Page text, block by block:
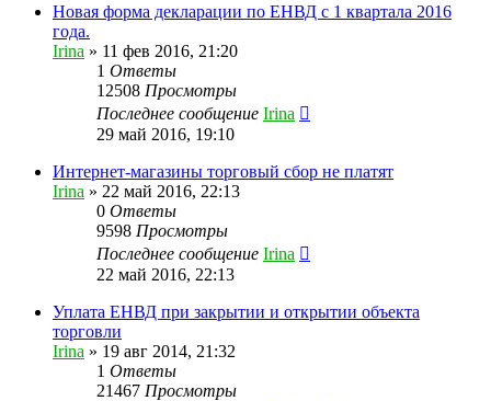
Новая форма декларации по ЕНВД с 1 квартала 2016
года.
Irina » 11 фев 2016, 21:20
1 Ответы
12508 Просмотры
Последнее сообщение Irina
29 май 2016, 19:10
Интернет-магазины торговый сбор не платят
Irina » 22 май 2016, 22:13
0 Ответы
9598 Просмотры
Последнее сообщение Irina
22 май 2016, 22:13
Уплата ЕНВД при закрытии и открытии объекта
торговли
Irina » 19 авг 2014, 21:32
1 Ответы
21467 Просмотры